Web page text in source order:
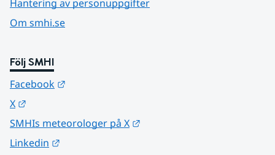
Hantering av personuppgifter
Om smhi.se
Följ SMHI
Facebook
X
SMHIs meteorologer på X
Linkedin